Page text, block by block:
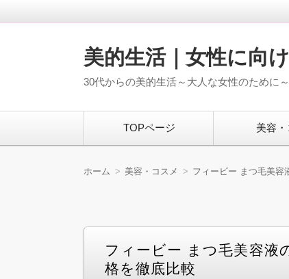
美的生活｜女性に向
30代からの美的生活～大人な女性のために～
TOPページ 美容・
ホーム 美容・コスメ フィービー まつ毛美容
フィービー まつ毛美容液
格を徹底比較